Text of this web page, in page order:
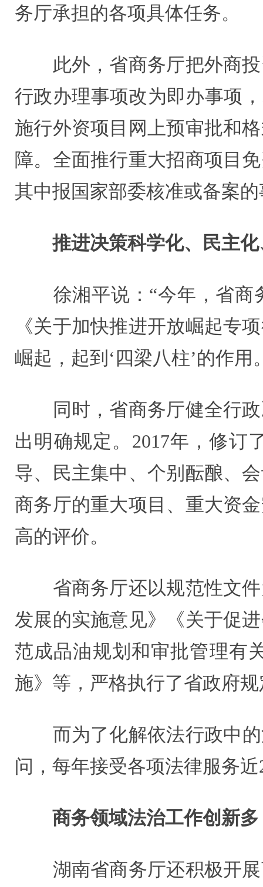
务厅承担的各项具体任务。
此外，省商务厅把外商投
行政办理事项改为即办事项
施行外资项目网上预审批和
障。全面推行重大招商项目
其中报国家部委核准或备案
推进决策科学化、民主化
徐湘平说：“今年，省商
《关于加快推进开放崛起专
崛起，起到‘四梁八柱’的作用
同时，省商务厅健全行政
出明确规定。2017年，修订
导、民主集中、个别酝酿、
商务厅的重大项目、重大资
高的评价。
省商务厅还以规范性文件
发展的实施意见》《关于促
范成品油规划和审批管理有
施》等，严格执行了省政府
而为了化解依法行政中的
问，每年接受各项法律服务
商务领域法治工作创新多
湖南省商务厅还积极开展